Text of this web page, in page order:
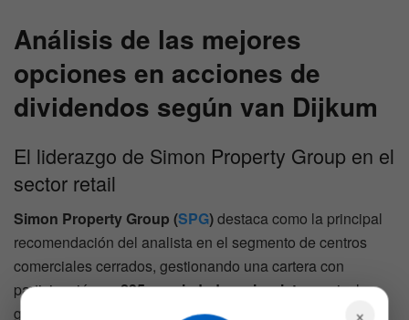
Análisis de las mejores
opciones en acciones de
dividendos según van Dijkum
El liderazgo de Simon Property Group en el
sector retail
Simon Property Group (SPG)destaca como la principal
recomendación del analista en el segmento de centros
comerciales cerrados, gestionando una cartera con
participación en235 propiedades minoristasa nivel
global y un dividendo del
4,21%. Tras superar las
×